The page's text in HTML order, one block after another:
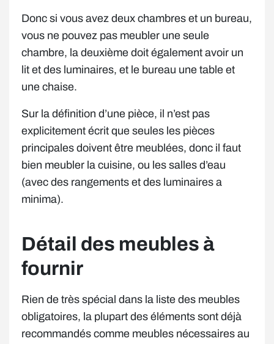
Donc si vous avez deux chambres et un bureau,
vous ne pouvez pas meubler une seule
chambre, la deuxième doit également avoir un
lit et des luminaires, et le bureau une table et
une chaise.
Sur la définition d’une pièce, il n’est pas
explicitement écrit que seules les pièces
principales doivent être meublées, donc il faut
bien meubler la cuisine, ou les salles d’eau
(avec des rangements et des luminaires a
minima).
Détail des meubles à
fournir
Rien de très spécial dans la liste des meubles
obligatoires, la plupart des éléments sont déjà
recommandés comme meubles nécessaires au